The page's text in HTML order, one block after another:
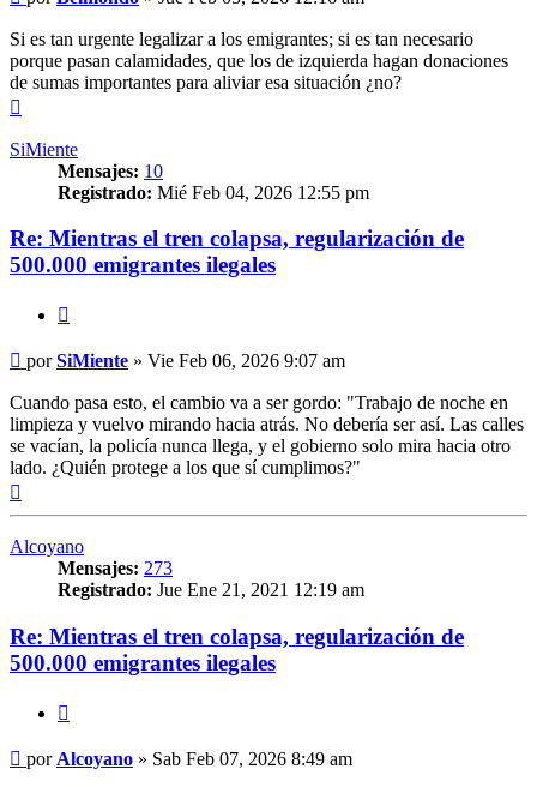
Si es tan urgente legalizar a los emigrantes; si es tan necesario
porque pasan calamidades, que los de izquierda hagan donaciones
de sumas importantes para aliviar esa situación ¿no?
SiMiente
Mensajes: 10
Registrado: Mié Feb 04, 2026 12:55 pm
Re: Mientras el tren colapsa, regularización de
500.000 emigrantes ilegales
Mensaje
porSiMiente » Vie Feb 06, 2026 9:07 am
Cuando pasa esto, el cambio va a ser gordo: "Trabajo de noche en
limpieza y vuelvo mirando hacia atrás. No debería ser así. Las calles
se vacían, la policía nunca llega, y el gobierno solo mira hacia otro
lado. ¿Quién protege a los que sí cumplimos?"
Alcoyano
Mensajes: 273
Registrado: Jue Ene 21, 2021 12:19 am
Re: Mientras el tren colapsa, regularización de
500.000 emigrantes ilegales
Mensaje
por Alcoyano » Sab Feb 07, 2026 8:49 am